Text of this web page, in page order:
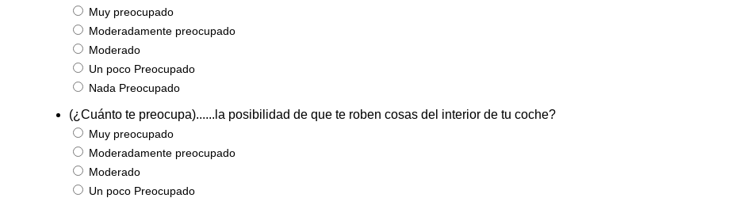
Muy preocupado
Moderadamente preocupado
Moderado
Un poco Preocupado
Nada Preocupado
(¿Cuánto te preocupa)......la posibilidad de que te roben cosas del interior de tu coche?
Muy preocupado
Moderadamente preocupado
Moderado
Un poco Preocupado